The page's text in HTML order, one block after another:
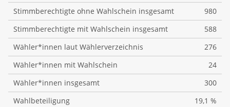
Stimmberechtigte ohne Wahlschein insgesamt
980
Stimmberechtigte mit Wahlschein insgesamt
588
Wähler*innen laut Wählerverzeichnis
276
Wähler*innen mit Wahlschein
24
Wähler*innen insgesamt
300
Wahlbeteiligung
19,1 %